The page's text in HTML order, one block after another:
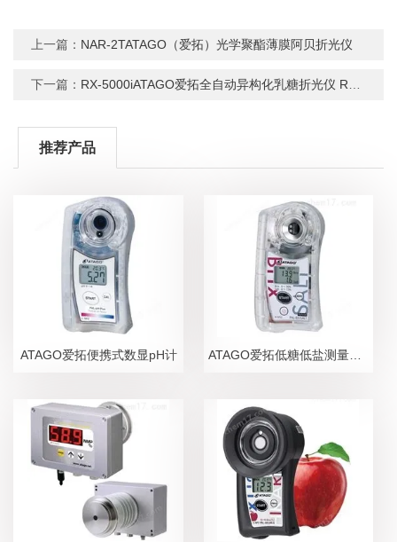
上一篇： NAR-2TATAGO（爱拓）光学聚酯薄膜阿贝折光仪
下一篇： RX-5000iATAGO爱拓全自动异构化乳糖折光仪 RX-i系列
推荐产品
ATAGO爱拓便携式数显pH计 ATAGO爱拓低糖低盐测量糖盐度计